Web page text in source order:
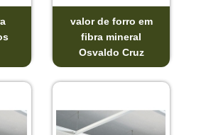
valor de forro em
fibra mineral
Osvaldo Cruz